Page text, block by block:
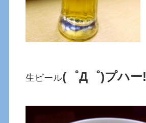
生ビール(゜Д゜)プハー!